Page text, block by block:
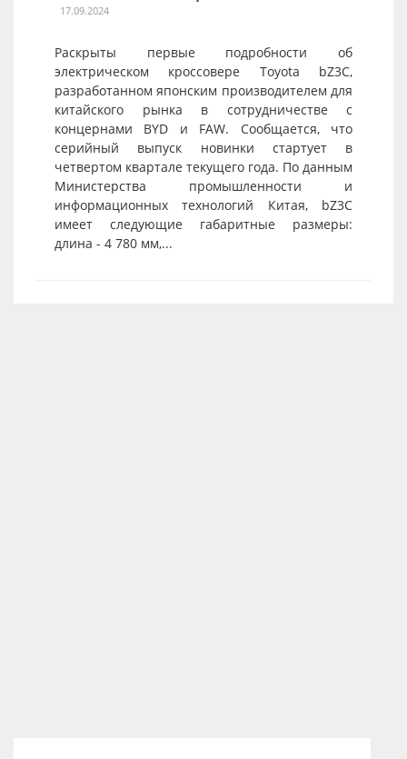
17.09.2024
Раскрыты первые подробности об
электрическом кроссовере Toyota bZ3C,
разработанном японским производителем для
китайского рынка в сотрудничестве с
концернами BYD и FAW. Сообщается, что
серийный выпуск новинки стартует в
четвертом квартале текущего года. По данным
Министерства промышленности и
информационных технологий Китая, bZ3C
имеет следующие габаритные размеры:
длина - 4 780 мм,...